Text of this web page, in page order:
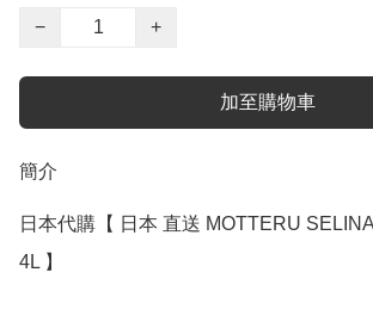
−
+
加至購物車
簡介
日本代購【 日本 直送 MOTTERU
4L 】﻿